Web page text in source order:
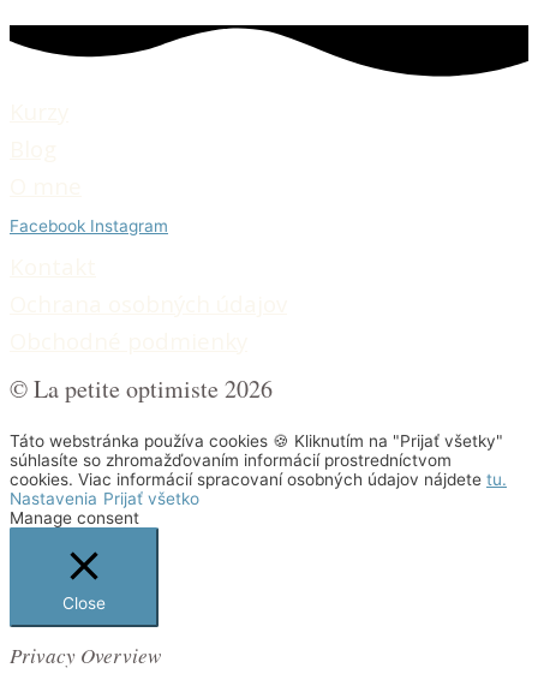
Facebook Instagram
© La petite optimiste 2026
Táto webstránka používa cookies 🍪 Kliknutím na "Prijať všetky"
súhlasíte so zhromažďovaním informácií prostredníctvom
cookies. Viac informácií spracovaní osobných údajov nájdete tu.
Nastavenia Prijať všetko
Manage consent
Close
Privacy Overview